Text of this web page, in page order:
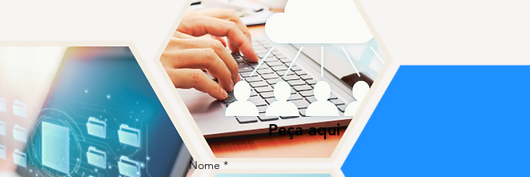
Peça aqui
Nome